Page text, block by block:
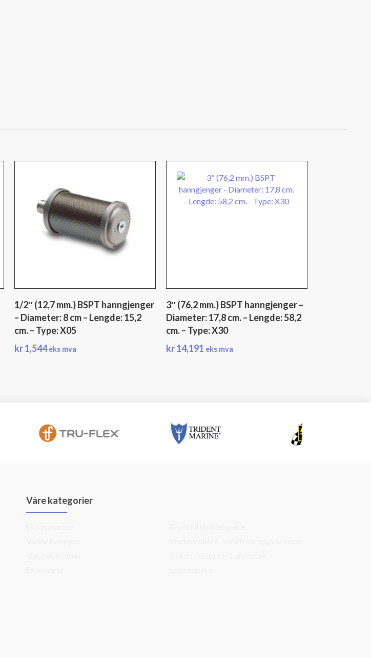
1/2″ (12,7 mm.) BSPT hanngjenger
– Diameter: 8 cm – Lengde: 15,2
cm. – Type: X05
kr1,544 eks mva
3″ (76,2 mm.) BSPT hanngjenger –
Diameter: 17,8 cm. – Lengde: 58,2
cm. – Type: X30
kr14,191 eks mva
Våre kategorier